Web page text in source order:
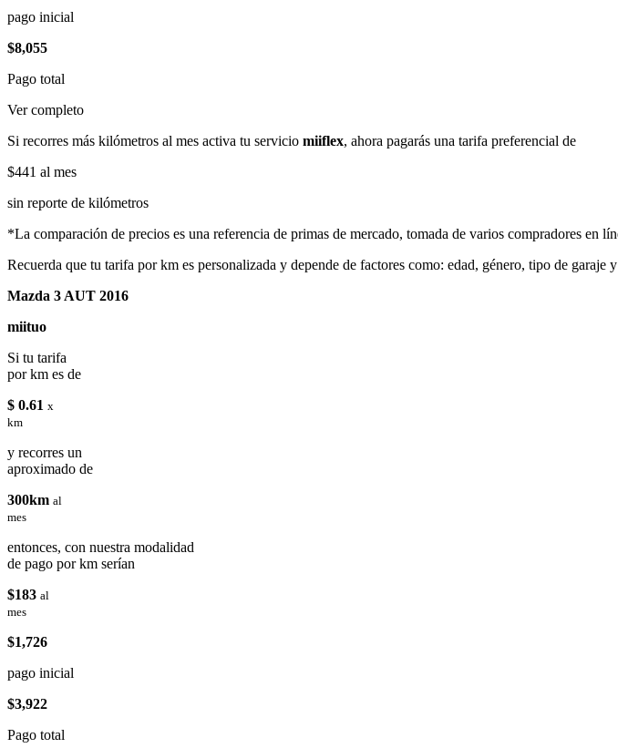
pago inicial
$8,055
Pago total
Ver completo
Si recorres más kilómetros al mes activa tu servicio miiflex, ahora pagarás una tarifa preferencial de
$441 al mes
sin reporte de kilómetros
*La comparación de precios es una referencia de primas de mercado, tomada de varios compradores en
Recuerda que tu tarifa por km es personalizada y depende de factores como: edad, género, tipo de
Mazda 3 AUT 2016
miituo
Si tu tarifa
por km es de
$ 0.61 x
km
y recorres un
aproximado de
300km al
mes
entonces, con nuestra modalidad
de pago por km serían
$183 al
mes
$1,726
pago inicial
$3,922
Pago total